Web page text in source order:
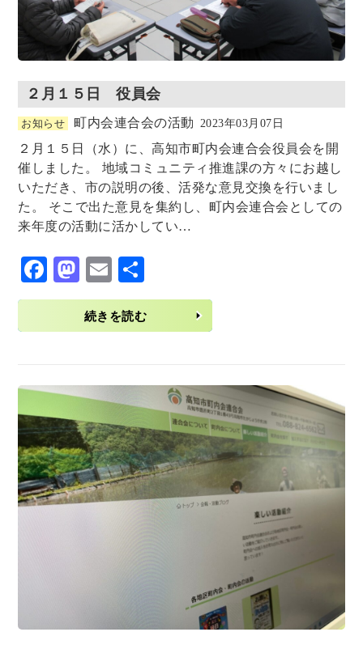
２月１５日 役員会
お知らせ 町内会連合会の活動 2023年03月07日
２月１５日（水）に、高知市町内会連合会役員会を開
催しました。 地域コミュニティ推進課の方々にお越し
いただき、市の説明の後、活発な意見交換を行いまし
た。 そこで出た意見を集約し、町内会連合会としての
来年度の活動に活かしてい…
F
ac
k
M
as
to
n
E
m
ai
有
続きを読む